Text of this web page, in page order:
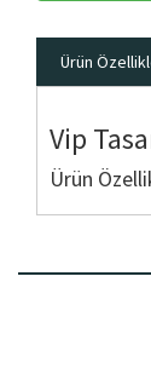
Ürün
Vip
Ürün